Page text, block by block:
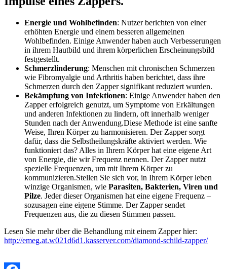
Energie und Wohlbefinden: Nutzer berichten von einer
erhöhten Energie und einem besseren allgemeinen
Wohlbefinden. Einige Anwender haben auch Verbesserungen
in ihrem Hautbild und ihrem körperlichen Erscheinungsbild
festgestellt​.
Schmerzlinderung: Menschen mit chronischen Schmerzen
wie Fibromyalgie und Arthritis haben berichtet, dass ihre
Schmerzen durch den Zapper signifikant reduziert wurden​​.
Bekämpfung von Infektionen: Einige Anwender haben den
Zapper erfolgreich genutzt, um Symptome von Erkältungen
und anderen Infektionen zu lindern, oft innerhalb weniger
Stunden nach der Anwendung​​.Diese Methode ist eine sanfte
Weise, Ihren Körper zu harmonisieren. Der Zapper sorgt
dafür, dass die Selbstheilungskräfte aktiviert werden. Wie
funktioniert das? Alles in Ihrem Körper hat eine eigene Art
von Energie, die wir Frequenz nennen. Der Zapper nutzt
spezielle Frequenzen, um mit Ihrem Körper zu
kommunizieren.Stellen Sie sich vor, in Ihrem Körper leben
winzige Organismen, wie Parasiten, Bakterien, Viren und
Pilze. Jeder dieser Organismen hat eine eigene Frequenz –
sozusagen eine eigene Stimme. Der Zapper sendet
Frequenzen aus, die zu diesen Stimmen passen.
Lesen Sie mehr über die Behandlung mit einem Zapper hier:
http://emeg.at.w021d6d1.kasserver.com/diamond-schild-zapper/